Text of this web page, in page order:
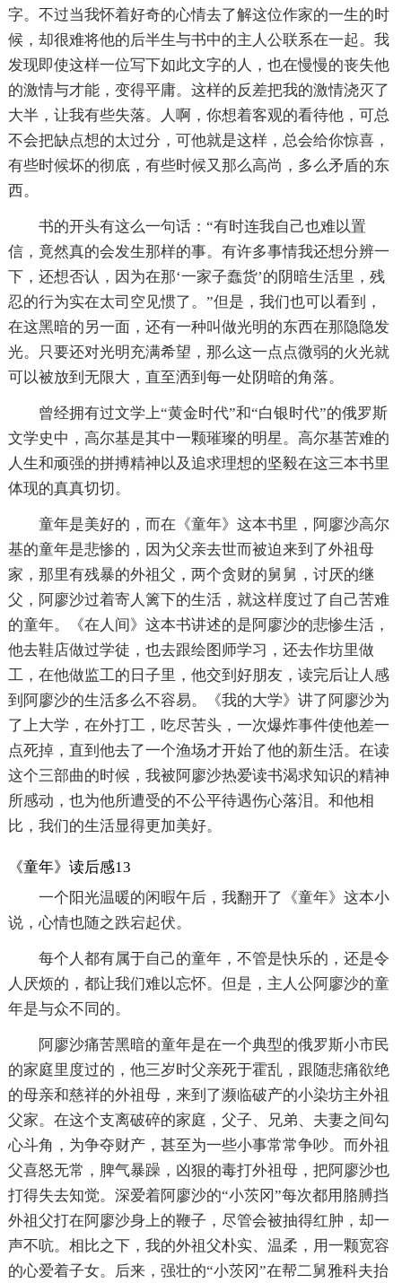
字。不过当我怀着好奇的心情去了解这位作家的一生的时
候，却很难将他的后半生与书中的主人公联系在一起。我
发现即使这样一位写下如此文字的人，也在慢慢的丧失他
的激情与才能，变得平庸。这样的反差把我的激情浇灭了
大半，让我有些失落。人啊，你想着客观的看待他，可总
不会把缺点想的太过分，可他就是这样，总会给你惊喜，
有些时候坏的彻底，有些时候又那么高尚，多么矛盾的东
西。
书的开头有这么一句话：“有时连我自己也难以置
信，竟然真的会发生那样的事。有许多事情我还想分辨一
下，还想否认，因为在那‘一家子蠢货’的阴暗生活里，残
忍的行为实在太司空见惯了。”但是，我们也可以看到，
在这黑暗的另一面，还有一种叫做光明的东西在那隐隐发
光。只要还对光明充满希望，那么这一点点微弱的火光就
可以被放到无限大，直至洒到每一处阴暗的角落。
曾经拥有过文学上“黄金时代”和“白银时代”的俄罗斯
文学史中，高尔基是其中一颗璀璨的明星。高尔基苦难的
人生和顽强的拼搏精神以及追求理想的坚毅在这三本书里
体现的真真切切。
童年是美好的，而在《童年》这本书里，阿廖沙高尔
基的童年是悲惨的，因为父亲去世而被迫来到了外祖母
家，那里有残暴的外祖父，两个贪财的舅舅，讨厌的继
父，阿廖沙过着寄人篱下的生活，就这样度过了自己苦难
的童年。《在人间》这本书讲述的是阿廖沙的悲惨生活，
他去鞋店做过学徒，也去跟绘图师学习，还去作坊里做
工，在他做监工的日子里，他交到好朋友，读完后让人感
到阿廖沙的生活多么不容易。《我的大学》讲了阿廖沙为
了上大学，在外打工，吃尽苦头，一次爆炸事件使他差一
点死掉，直到他去了一个渔场才开始了他的新生活。在读
这个三部曲的时候，我被阿廖沙热爱读书渴求知识的精神
所感动，也为他所遭受的不公平待遇伤心落泪。和他相
比，我们的生活显得更加美好。
《童年》读后感13
一个阳光温暖的闲暇午后，我翻开了《童年》这本小
说，心情也随之跌宕起伏。
每个人都有属于自己的童年，不管是快乐的，还是令
人厌烦的，都让我们难以忘怀。但是，主人公阿廖沙的童
年是与众不同的。
阿廖沙痛苦黑暗的童年是在一个典型的俄罗斯小市民
的家庭里度过的，他三岁时父亲死于霍乱，跟随悲痛欲绝
的母亲和慈祥的外祖母，来到了濒临破产的小染坊主外祖
父家。在这个支离破碎的家庭，父子、兄弟、夫妻之间勾
心斗角，为争夺财产，甚至为一些小事常常争吵。而外祖
父喜怒无常，脾气暴躁，凶狠的毒打外祖母，把阿廖沙也
打得失去知觉。深爱着阿廖沙的“小茨冈”每次都用胳膊挡
外祖父打在阿廖沙身上的鞭子，尽管会被抽得红肿，却一
声不吭。相比之下，我的外祖父朴实、温柔，用一颗宽容
的心爱着子女。后来，强壮的“小茨冈”在帮二舅雅科夫抬